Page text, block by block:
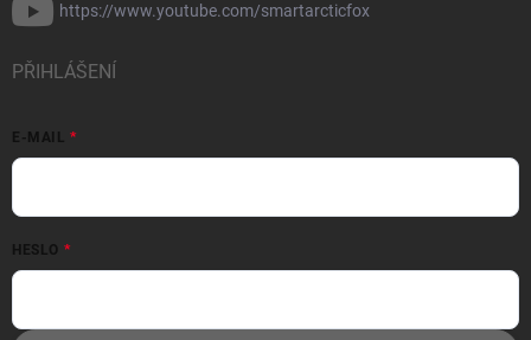
https://www.youtube.com/smartarcticfox
PŘIHLÁŠENÍ
E-MAIL
HESLO